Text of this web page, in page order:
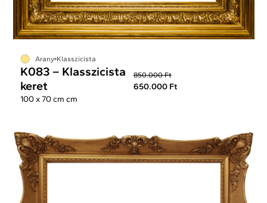
Arany Klasszicista
K083 – Klasszicista
keret
850.000 Ft
650.000 Ft
100 x 70 cm cm